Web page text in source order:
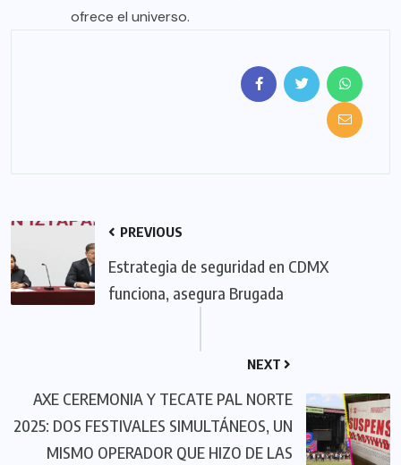
ofrece el universo.
PREVIOUS
Estrategia de seguridad en CDMX
funciona, asegura Brugada
NEXT
AXE CEREMONIA Y TECATE PAL NORTE
2025: DOS FESTIVALES SIMULTÁNEOS, UN
MISMO OPERADOR QUE HIZO DE LAS